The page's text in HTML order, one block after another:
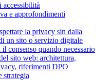
e approfondimenti
la privacy sin dalla
un sito o servizio digitale
consenso quando necessario
sito web: architettura,
riferimenti DPO
strategia